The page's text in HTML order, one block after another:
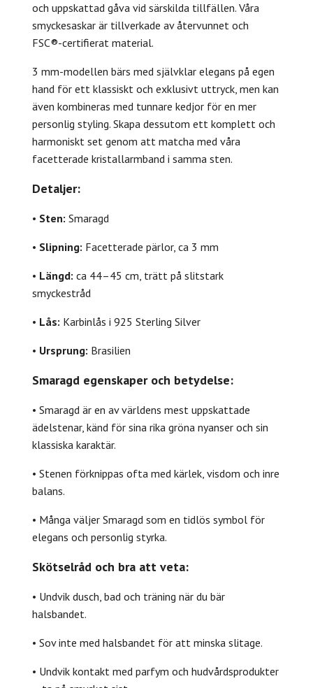
och uppskattad gåva vid särskilda tillfällen. Våra
smyckesaskar är tillverkade av återvunnet och
FSC®-certifierat material.
3 mm-modellen bärs med självklar elegans på egen
hand för ett klassiskt och exklusivt uttryck, men kan
även kombineras med tunnare kedjor för en mer
personlig styling. Skapa dessutom ett komplett och
harmoniskt set genom att matcha med våra
facetterade kristallarmband i samma sten.
Detaljer:
• Sten: Smaragd
• Slipning: Facetterade pärlor, ca 3 mm
• Längd: ca 44–45 cm, trätt på slitstark
smyckestråd
• Lås: Karbinlås i 925 Sterling Silver
• Ursprung: Brasilien
Smaragd egenskaper och betydelse:
• Smaragd är en av världens mest uppskattade
ädelstenar, känd för sina rika gröna nyanser och sin
klassiska karaktär.
• Stenen förknippas ofta med kärlek, visdom och inre
balans.
• Många väljer Smaragd som en tidlös symbol för
elegans och personlig styrka.
Skötselråd och bra att veta:
• Undvik dusch, bad och träning när du bär
halsbandet.
• Sov inte med halsbandet för att minska slitage.
• Undvik kontakt med parfym och hudvårdsprodukter